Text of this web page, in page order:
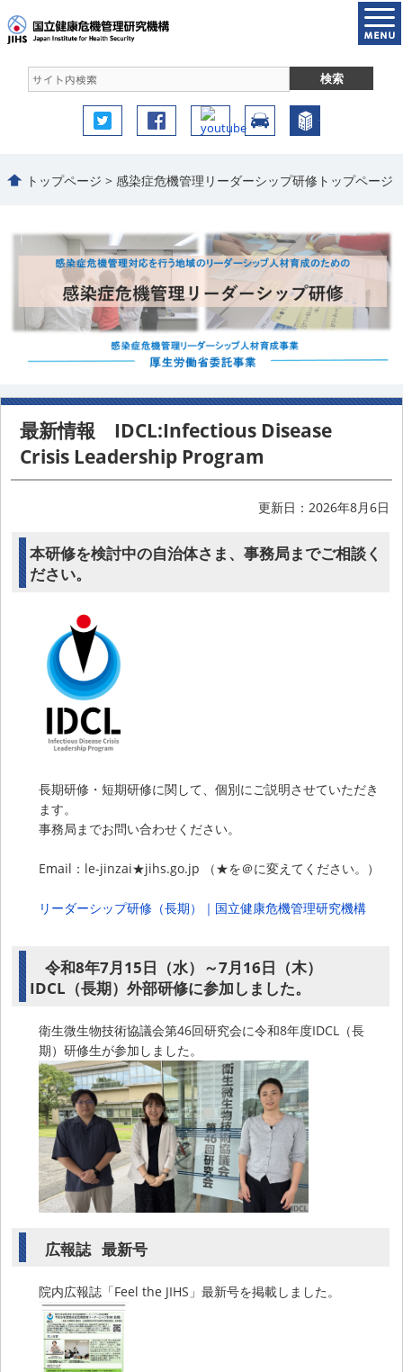
トップページ > 感染症危機管理リーダーシップ研修トップページ
最新情報 IDCL:Infectious Disease
Crisis Leadership Program
更新日：2026年8月6日
本研修を検討中の自治体さま、事務局までご相談く
ださい。
長期研修・短期研修に関して、個別にご説明させていただき
ます。
事務局までお問い合わせください。
Email：le-jinzai★jihs.go.jp （★を＠に変えてください。）
リーダーシップ研修（長期）｜国立健康危機管理研究機構
令和8年7月15日（水）～7月16日（木）
IDCL（長期）外部研修に参加しました。
衛生微生物技術協議会第46回研究会に令和8年度IDCL（長
期）研修生が参加しました。
広報誌 最新号
院内広報誌「Feel the JIHS」最新号を掲載しました。